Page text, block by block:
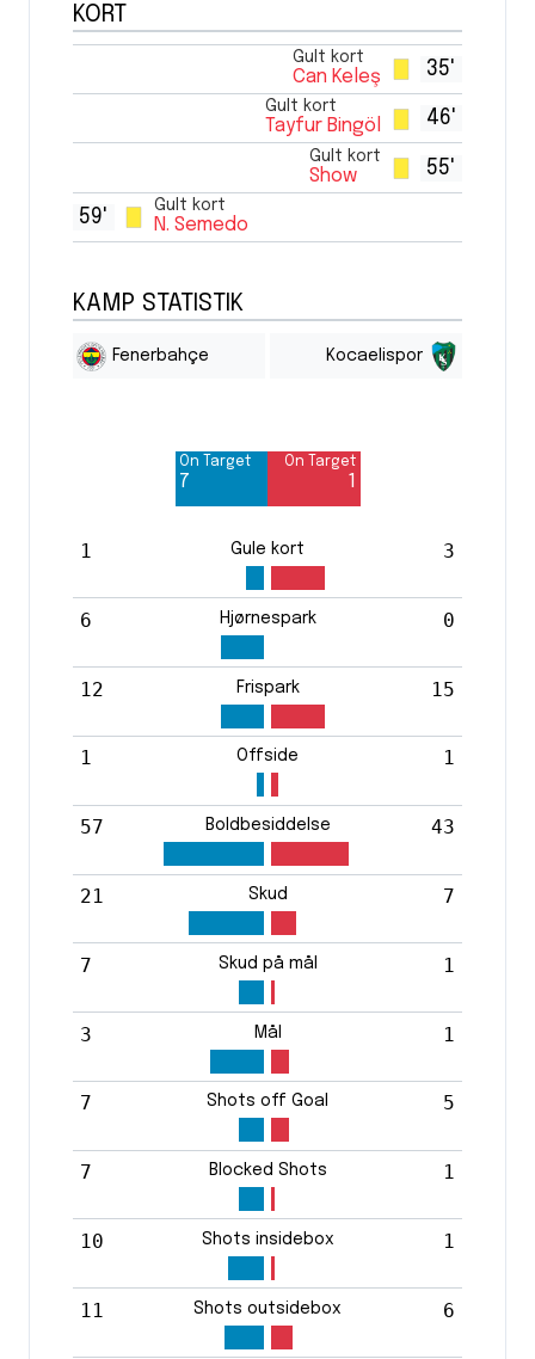
KORT
35'
Gult kort
Can Keleş
46'
Gult kort
Tayfur Bingöl
55'
Gult kort
Show
Gult kort
N. Semedo
59'
KAMP STATISTIK
Fenerbahçe Kocaelispor
On Target
7
On Target
1
1 Gule kort 3
6 Hjørnespark 0
12 Frispark 15
1 Offside 1
57 Boldbesiddelse 43
21 Skud 7
7 Skud på mål 1
3 Mål 1
7 Shots off Goal 5
7 Blocked Shots 1
10 Shots insidebox 1
11 Shots outsidebox 6